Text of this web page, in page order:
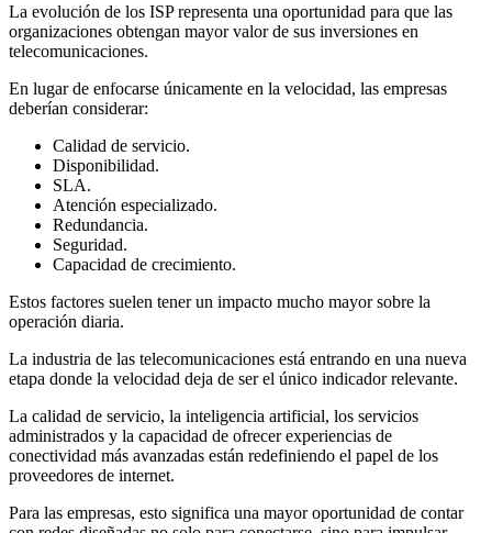
La evolución de los ISP representa una oportunidad para que las
organizaciones obtengan mayor valor de sus inversiones en
telecomunicaciones.
En lugar de enfocarse únicamente en la velocidad, las empresas
deberían considerar:
Calidad de servicio.
Disponibilidad.
SLA.
Atención especializado.
Redundancia.
Seguridad.
Capacidad de crecimiento.
Estos factores suelen tener un impacto mucho mayor sobre la
operación diaria.
La industria de las telecomunicaciones está entrando en una nueva
etapa donde la velocidad deja de ser el único indicador relevante.
La calidad de servicio, la inteligencia artificial, los servicios
administrados y la capacidad de ofrecer experiencias de
conectividad más avanzadas están redefiniendo el papel de los
proveedores de internet.
Para las empresas, esto significa una mayor oportunidad de contar